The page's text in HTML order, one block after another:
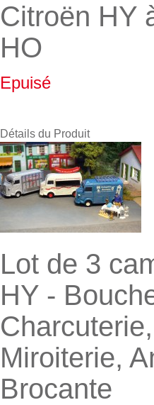
Citroën HY
HO
Epuisé
Détails du Produit
Lot de 3
HY -
Miroiterie,
Brocante